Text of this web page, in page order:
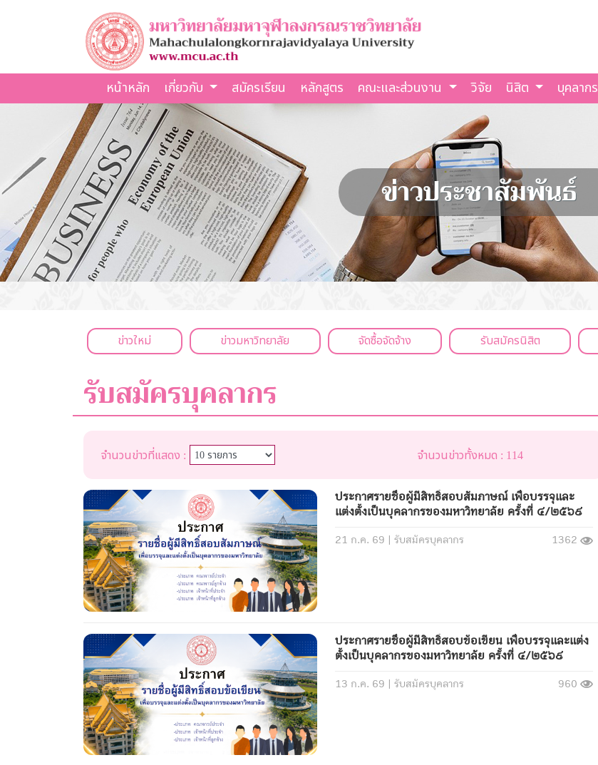
หน้าหลัก เกี่ยวกับ สมัครเรียน หลักสูตร คณะและส่วนงาน วิจัย นิสิต บุคลากร
ข่าวประชาสัมพันธ์
ข่าวใหม่ ข่าวมหาวิทยาลัย จัดซื้อจัดจ้าง รับสมัครนิสิต
รับสมัครบุคลากร
จำนวนข่าวที่แสดง : จำนวนข่าวทั้งหมด : 114
ประกาศรายชื่อผู้มีสิทธิ์สอบสัมภาษณ์ เพื่อบรรจุและ
แต่งตั้งเป็นบุคลากรของมหาวิทยาลัย ครั้งที่ ๔/๒๕๖๙
21 ก.ค. 69 | รับสมัครบุคลากร 1362
ประกาศรายชื่อผู้มีสิทธิ์สอบข้อเขียน เพื่อบรรจุและแต่ง
ตั้งเป็นบุคลากรของมหาวิทยาลัย ครั้งที่ ๔/๒๕๖๙
13 ก.ค. 69 | รับสมัครบุคลากร 960